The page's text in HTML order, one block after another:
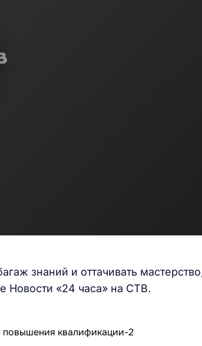
знаний и оттачивать
Новости «24 часа» на СТВ.